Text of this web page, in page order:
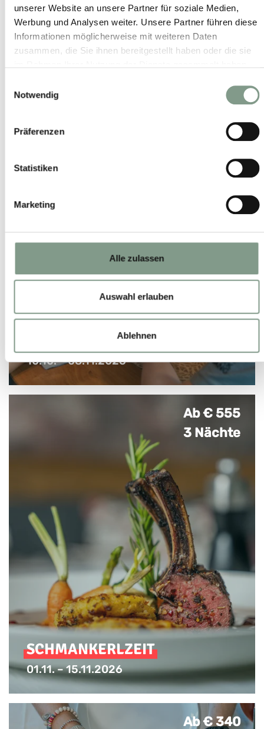
unserer Website an unsere Partner für soziale Medien,
Werbung und Analysen weiter. Unsere Partner führen diese
Informationen möglicherweise mit weiteren Daten
zusammen, die Sie ihnen bereitgestellt haben oder die sie
Notwendig
Präferenzen
Statistiken
Marketing
Alle zulassen
Auswahl erlauben
Ablehnen
ZEIT ZU ZWEIT
05.09. – 27.09.2026
Ab € 740
4 Nächte
FAMILIEN-HERBST
10.10. – 08.11.2026
Kinder bis 14 Jahre gratis*
Ab € 555
3 Nächte
SCHMANKERLZEIT
01.11. – 15.11.2026
Schmankerlzeit mit kulinarischen
Highlights
Ab € 340